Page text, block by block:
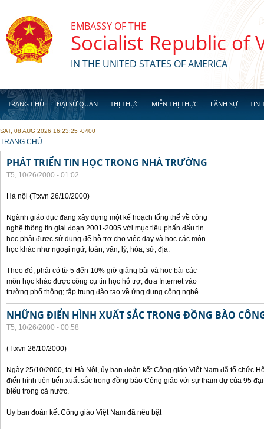
EMBASSY OF THE
Socialist Republic of
IN THE UNITED STATES OF AMERICA
TRANG CHỦ ĐẠI SỨ QUÁN THỊ THỰC MIỄN THỊ THỰC LÃNH SỰ TIN
SAT, 08 AUG 2026 16:23:25 -0400
YOU ARE HERE
TRANG CHỦ
PHÁT TRIỂN TIN HỌC TRONG NHÀ TRƯỜNG
T5, 10/26/2000 - 01:02
Hà nội (Ttxvn 26/10/2000)
Ngành giáo dục đang xây dựng một kế hoạch tổng thể về công
nghệ thông tin giai đoạn 2001-2005 với mục tiêu phấn đấu tin
học phải được sử dụng để hỗ trợ cho việc dạy và học các môn
học khác như ngoại ngữ, toán, văn, lý, hóa, sử, địa.
Theo đó, phải có từ 5 đến 10% giờ giảng bài và học bài các
môn học khác được công cụ tin học hỗ trợ; đưa Internet vào
trường phổ thông; tập trung đào tạo về ứng dụng công nghệ
NHỮNG ĐIỂN HÌNH XUẤT SẮC TRONG ĐỒNG BÀO
T5, 10/26/2000 - 00:58
(Ttxvn 26/10/2000)
Ngày 25/10/2000, tại Hà Nội, ủy ban đoàn kết Công giáo Việt Nam đã tổ chức
điển hình tiên tiến xuất sắc trong đồng bào Công giáo với sự tham dự của 95
biểu trong cả nước.
Uy ban đoàn kết Công giáo Việt Nam đã nêu bật